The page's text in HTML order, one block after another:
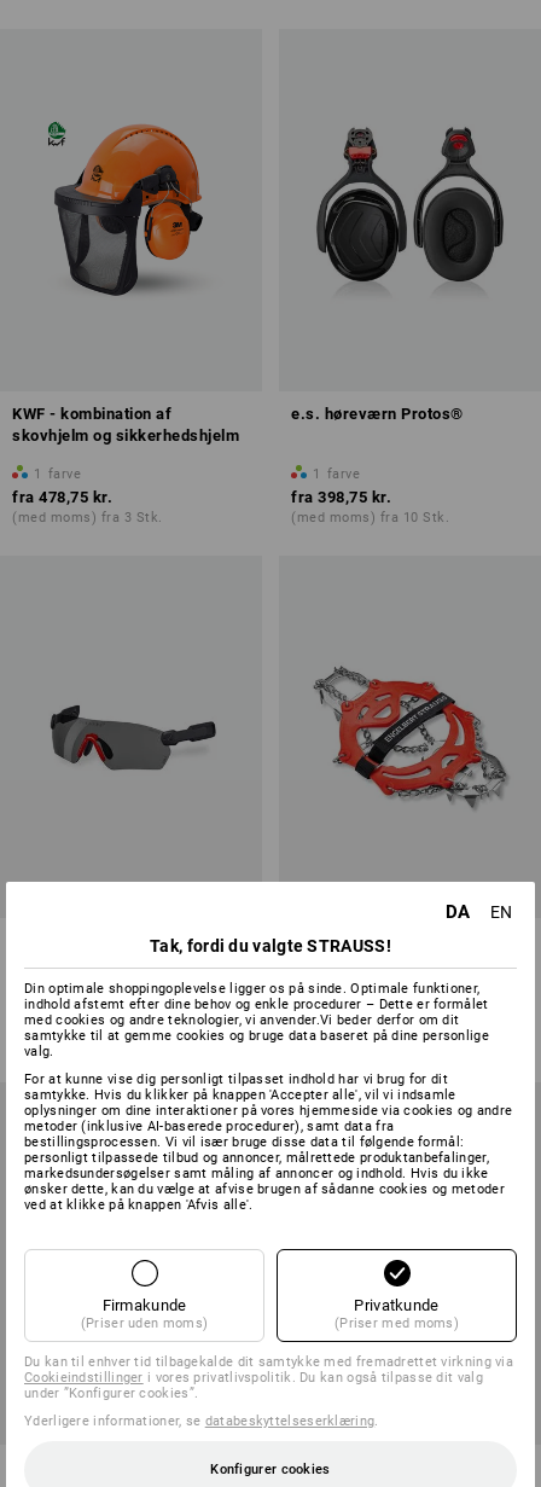
KWF - kombination af
skovhjelm og sikkerhedshjelm
1 farve
fra 478,75 kr.
(med moms) fra 3 Stk.
e.s. høreværn Protos®
1 farve
fra 398,75 kr.
(med moms) fra 10 Stk.
e.s. beskyttelsesbriller
3 farver
fra 318,75 kr.
(med moms) fra 10 Stk.
e.s. skokæder
1 version
fra 278,75 kr.
(med moms) fra 10 Par
SÆTPRIS -28%
e.s. fældekile poly
DA
EN
Tak, fordi du valgte STRAUSS!
Din optimale shoppingoplevelse ligger os på sinde. Optimale funktioner,
indhold afstemt efter dine behov og enkle procedurer – Dette er formålet
med cookies og andre teknologier, vi anvender.Vi beder derfor om dit
samtykke til at gemme cookies og bruge data baseret på dine personlige
valg.
For at kunne vise dig personligt tilpasset indhold har vi brug for dit
samtykke. Hvis du klikker på knappen 'Accepter alle', vil vi indsamle
oplysninger om dine interaktioner på vores hjemmeside via cookies og andre
metoder (inklusive AI-baserede procedurer), samt data fra
bestillingsprocessen. Vi vil især bruge disse data til følgende formål:
personligt tilpassede tilbud og annoncer, målrettede produktanbefalinger,
markedsundersøgelser samt måling af annoncer og indhold. Hvis du ikke
ønsker dette, kan du vælge at afvise brugen af sådanne cookies og metoder
ved at klikke på knappen 'Afvis alle'.
Firmakunde
(Priser uden moms)
Privatkunde
(Priser med moms)
Du kan til enhver tid tilbagekalde dit samtykke med fremadrettet virkning via
Cookieindstillinger i vores privatlivspolitik. Du kan også tilpasse dit valg
under ”Konfigurer cookies”.
Yderligere informationer, se databeskyttelseserklæring
Konfigurer cookies